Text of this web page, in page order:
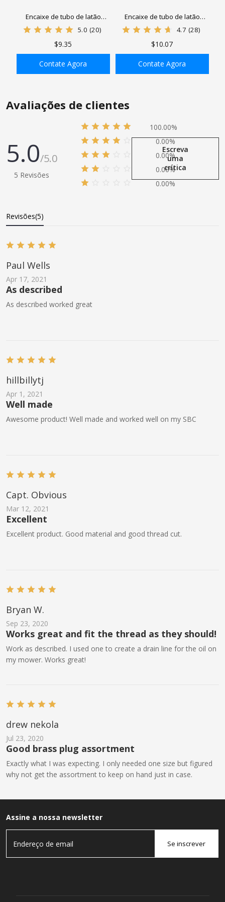
ADICIONAR À SACOLA
Encaixe de tubo de latão
GASHER 12PCS, tom de latão
rosca macho, tubo de rosca
fêmea
5.0 (20)
$9.35
Contate Agora
ADICIONAR À SACOLA
Encaixe de tubo de latão
GASHER 15PCS, bucha
redutor, mamilo hexagonal
redutor
4.7 (28)
$10.07
Contate Agora
Avaliações de clientes
5.0/5.0
5 Revisões
100.00%
0.00%
0.00%
0.00%
0.00%
Escreva
uma
crítica
Revisões(5)
Paul Wells
Apr 17, 2021
As described
As described worked great
hillbillytj
Apr 1, 2021
Well made
Awesome product! Well made and worked well on my SBC
Capt. Obvious
Mar 12, 2021
Excellent
Excellent product. Good material and good thread cut.
Bryan W.
Sep 23, 2020
Works great and fit the thread as they should!
Work as described. I used one to create a drain line for the oil on
my mower. Works great!
drew nekola
Jul 23, 2020
Good brass plug assortment
Exactly what I was expecting. I only needed one size but figured
why not get the assortment to keep on hand just in case.
Assine a nossa newsletter
Se inscrever